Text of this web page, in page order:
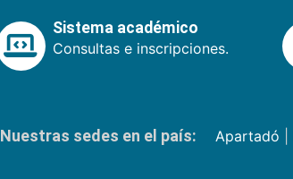
Sistema académico
Consultas e inscripciones.
Nuestras sedes en el país: Apartadó